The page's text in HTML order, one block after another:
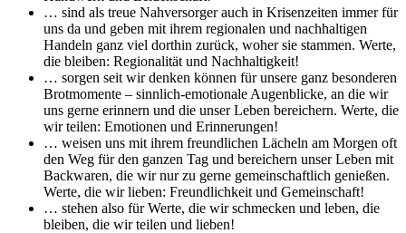
… sind als treue Nahversorger auch in Krisenzeiten immer für
uns da und geben mit ihrem regionalen und nachhaltigen
Handeln ganz viel dorthin zurück, woher sie stammen. Werte,
die bleiben: Regionalität und Nachhaltigkeit!
… sorgen seit wir denken können für unsere ganz besonderen
Brotmomente – sinnlich-emotionale Augenblicke, an die wir
uns gerne erinnern und die unser Leben bereichern. Werte, die
wir teilen: Emotionen und Erinnerungen!
… weisen uns mit ihrem freundlichen Lächeln am Morgen oft
den Weg für den ganzen Tag und bereichern unser Leben mit
Backwaren, die wir nur zu gerne gemeinschaftlich genießen.
Werte, die wir lieben: Freundlichkeit und Gemeinschaft!
… stehen also für Werte, die wir schmecken und leben, die
bleiben, die wir teilen und lieben!